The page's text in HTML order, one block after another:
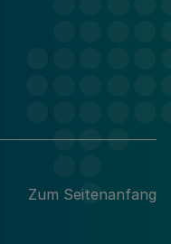
Zum Seitenanfang